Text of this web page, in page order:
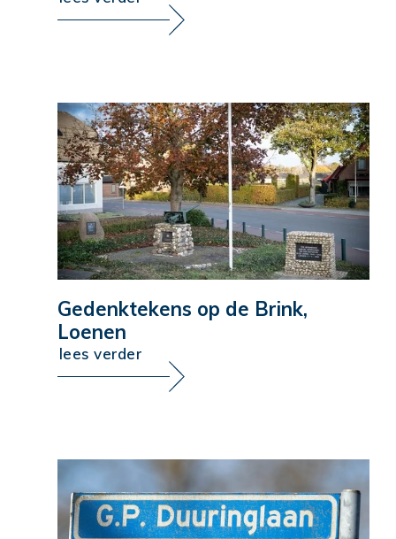
Gedenktekens op de Brink,
Loenen
lees verder